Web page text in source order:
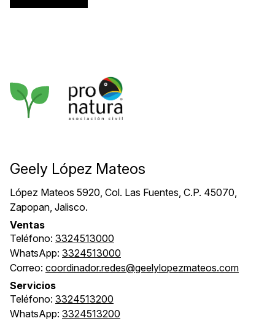
Geely López Mateos
López Mateos 5920, Col. Las Fuentes, C.P. 45070,
Zapopan, Jalisco.
Ventas
Teléfono: 3324513000
WhatsApp: 3324513000
Correo: coordinador.redes@geelylopezmateos.com
Servicios
Teléfono: 3324513200
WhatsApp: 3324513200